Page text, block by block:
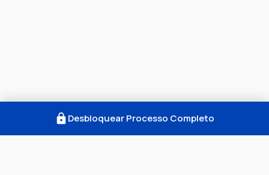
Desbloquear Processo Completo